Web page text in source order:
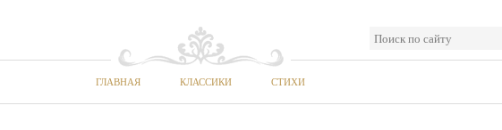
ГЛАВНАЯ КЛАССИКИ СТИХИ